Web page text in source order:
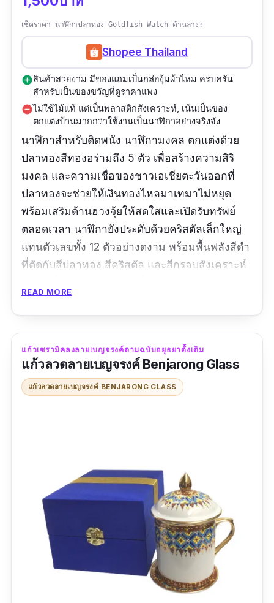
เช็คราคา นาฬิกาปลาทอง Goldfish Watch ด้านล่าง:
Shopee Thailand
add_circleสินค้าสวยงาม มีของแถมเป็นกล่องุ้มผ้าไหม ครบครัน
สำหรับเป็นของขวัญที่ดูราคาแพง
remove_circleไม่ใช้ไม้แท้ แต่เป็นพลาสติกสังเคราะห์, เน้นเป็นของ
ตกแต่งบ้านมากกว่าใช้งานเป็นนาฬิกาอย่างจริงจัง
นาฬิกาสำหรับติดพนัง นาฬิกามงคล ตกแต่งด้วย
ปลาทองสีทองอร่ามถึง 5 ตัว เพื่อสร้างความสิริ
มงคล และความเชื่อของชาวเอเชียตะวันออกที่
ปลาทองจะช่วยให้เงินทองไหลมาเทมาไม่หยุด
พร้อมเสริมด้านฮวงจุ้ยให้สดใสและเปิดรับทรัพย์
ตลอดเวลา นาฬิกายังประดับด้วยคริสตัลเล็กใหญ่
แทนตัวเลขทั้ง 12 ตัวอย่างดงาม พร้อมพื้นฟลังสีดำ
ที่ตัดกับสีปลาทอง สีคริสตัล และสีกรอบสังเคราะห์
นาฬิกาหมอง หรือสีตกได้
ขนาด: 20*30 เซนติเมตร
รีวิว:สวยมากค่ะ ตรงปก ของจริงสวยกว่าภาพมาก
ส่งไว ร้านตอบตลอดเลยค่ะ หากใครมองหาของ
เกษียณหรือของขวัญแนะนำเลยค่ะ
READ MORE
แก้วเซรามิคลงลายเบญจรงค์ตามฉบับอยุธยาดั้งเดิม
แก้วลวดลายเบญจรงค์ Benjarong Glass
แก้วลวดลายเบญจรงค์ BENJARONG GLASS